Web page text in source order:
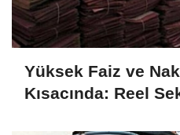
Yüksek Faiz ve
Kısacında: Reel